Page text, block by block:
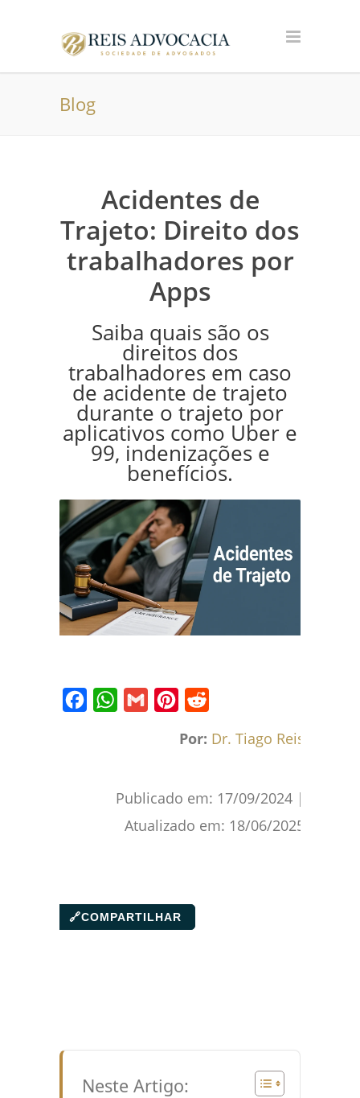
Blog
Acidentes de
Trajeto: Direito dos
trabalhadores por
Apps
Saiba quais são os
direitos dos
trabalhadores em caso
de acidente de trajeto
durante o trajeto por
aplicativos como Uber e
99, indenizações e
benefícios.
Por: Dr. Tiago Reis
Publicado em: 17/09/2024 |
Atualizado em: 18/06/2025
🔗COMPARTILHAR
Neste Artigo: